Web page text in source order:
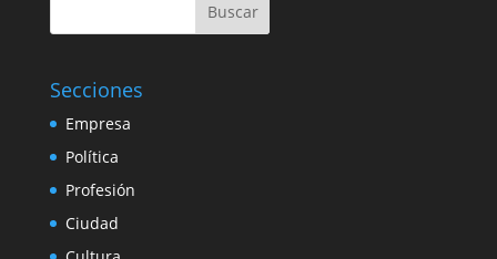
Buscar
Secciones
Empresa
Política
Profesión
Ciudad